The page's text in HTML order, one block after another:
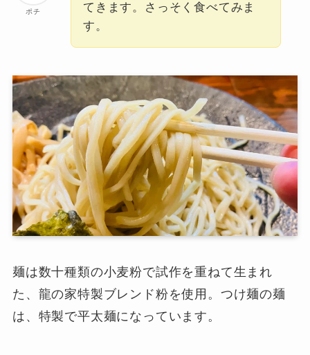
ポチ
てきます。さっそく食べてみま
す。
麺は数十種類の小麦粉で試作を重ねて生まれ
た、龍の家特製ブレンド粉を使用。つけ麺の麺
は、特製で平太麺になっています。